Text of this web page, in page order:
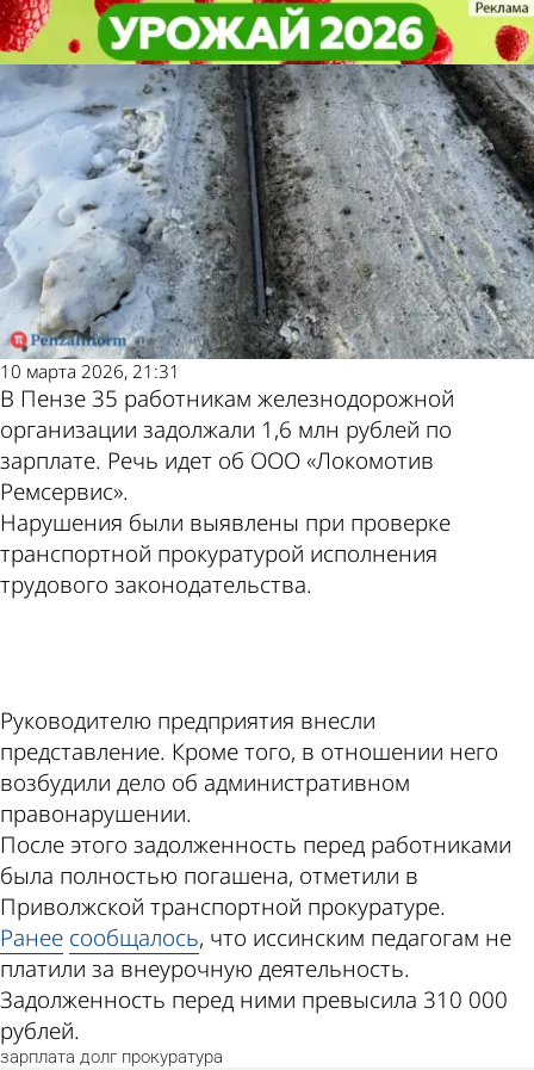
В Пензе железнодорожники
недополучили 1,6 млн рублей
Криминал
10 марта 2026, 21:31
В Пензе 35 работникам железнодорожной
организации задолжали 1,6 млн рублей по
зарплате. Речь идет об ООО «Локомотив
Ремсервис».
Нарушения были выявлены при проверке
транспортной прокуратурой исполнения
трудового законодательства.
Руководителю предприятия внесли
представление. Кроме того, в отношении него
возбудили дело об административном
правонарушении.
После этого задолженность перед работниками
была полностью погашена, отметили в
Приволжской транспортной прокуратуре.
Ранее сообщалось, что иссинским педагогам не
платили за внеурочную деятельность.
Задолженность перед ними превысила 310 000
рублей.
зарплата долг прокуратура
В Пензе железнодорожники
недополучили 1,6 млн рублей
Криминал
Другие новости по
теме
Погода и курсы
валют в Пензе